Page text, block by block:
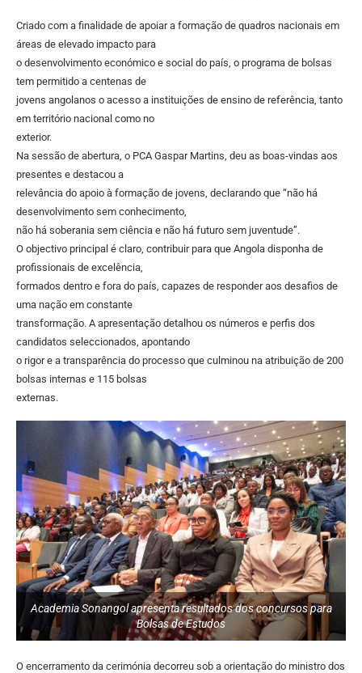
Criado com a finalidade de apoiar a formação de quadros nacionais em
áreas de elevado impacto para
o desenvolvimento económico e social do país, o programa de bolsas
tem permitido a centenas de
jovens angolanos o acesso a instituições de ensino de referência, tanto
em território nacional como no
exterior.
Na sessão de abertura, o PCA Gaspar Martins, deu as boas-vindas aos
presentes e destacou a
relevância do apoio à formação de jovens, declarando que “não há
desenvolvimento sem conhecimento,
não há soberania sem ciência e não há futuro sem juventude”.
O objectivo principal é claro, contribuir para que Angola disponha de
profissionais de excelência,
formados dentro e fora do país, capazes de responder aos desafios de
uma nação em constante
transformação. A apresentação detalhou os números e perfis dos
candidatos seleccionados, apontando
o rigor e a transparência do processo que culminou na atribuição de 200
bolsas internas e 115 bolsas
externas.
Academia Sonangol apresenta resultados dos concursos para
Bolsas de Estudos
O encerramento da cerimónia decorreu sob a orientação do ministro dos